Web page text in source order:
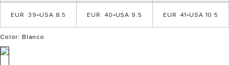
8.5
39 9.5
40 10.5
41
Color: Blanco